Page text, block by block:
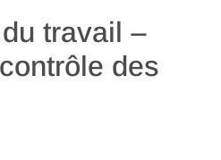
travail –
des